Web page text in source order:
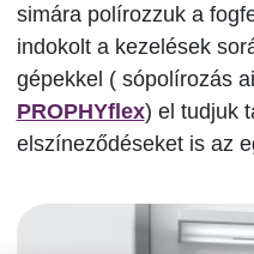
simára polírozzuk a
indokolt a kezelések
gépekkel ( sópolírozás
PROPHYflex) el tudjuk
elszíneződéseket is az